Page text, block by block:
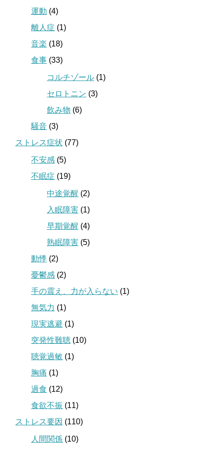
運動 (4)
離人症 (1)
音楽 (18)
食事 (33)
コルチゾール (1)
セロトニン (3)
飲み物 (6)
騒音 (3)
ストレス症状 (77)
不安感 (5)
不眠症 (19)
中途覚醒 (2)
入眠障害 (1)
早期覚醒 (4)
熟眠障害 (5)
動悸 (2)
憂鬱感 (2)
手の震え、力が入らない (1)
無気力 (1)
現実逃避 (1)
突発性難聴 (10)
聴覚過敏 (1)
胸痛 (1)
過食 (12)
食欲不振 (11)
ストレス要因 (110)
人間関係 (10)